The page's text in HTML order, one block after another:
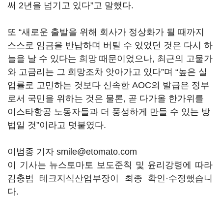
써 2년을 넘기고 있다”고 말했다.
또 “새로운 출발을 위해 회사가 정상화가 될 때까지
스스로 임금을 반납하며 버틸 수 있었던 것은 다시 하
늘을 날 수 있다는 희망 때문이었으나, 최근의 고물가
와 고금리는 그 희망조차 앗아가고 있다”며 “높은 실
업률로 고민하는 것보다 신속한 AOC의 발급은 정부
로서 국민을 위하는 것은 물론, 곧 다가올 한가위를
이스타항공 노동자들과 더 풍성하게 만들 수 있는 방
법일 것”이라고 덧붙였다.
이범종 기자 smile@etomato.com
이 기사는 뉴스토마토 보도준칙 및 윤리강령에 따라
김충범 테크지식산업부장이 최종 확인·수정했습니
다.